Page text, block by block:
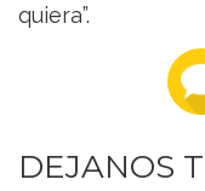
quiera”.
DEJANOS